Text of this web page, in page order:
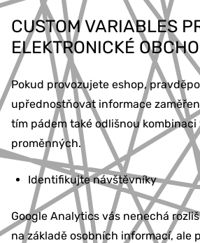
CUSTOM VARIABLES
ELEKTRONICKÉ
Pokud provozujete eshop,
upřednostňovat informace
tím pádem také odlišnou
proměnných.
Identifikujte návštěvníky
Google Analytics vás nenechá
na základě osobních informací, ale